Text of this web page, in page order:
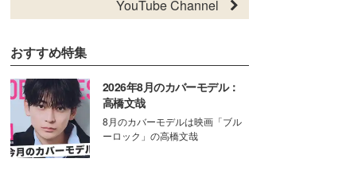
YouTube Channel
おすすめ特集
2026年8月のカバーモデル：
高橋文哉
8月のカバーモデルは映画「ブル
ーロック」の高橋文哉